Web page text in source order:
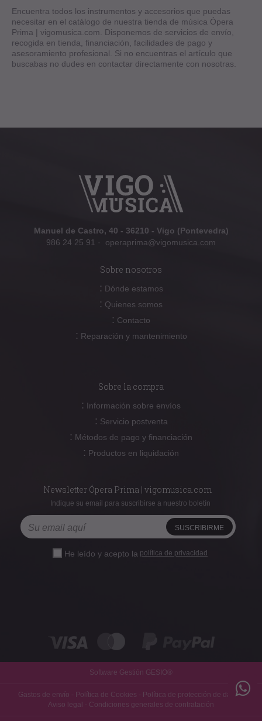
Encuentra todos los instrumentos y accesorios que puedas
necesitar en el catálogo de nuestra tienda de música Ópera
Prima | vigomusica.com. Disponemos de servicios de envío,
recogida en tienda, financiación, facilidades de pago y
asesoramiento profesional. Si no encuentras el artículo que
buscabas no dudes en contactar directamente con nosotras.
Manuel de Castro, 40 - 36210 - Vigo (Pontevedra)
986 24 25 91 · operaprima@vigomusica.com
Sobre nosotros
: Dónde estamos
: Quienes somos
: Contacto
: Reparación y mantenimiento
Sobre la compra
: Información sobre envíos
: Servicio postventa
: Métodos de pago y financiación
: Productos en liquidación
Newsletter Ópera Prima | vigomusica.com
Indique su email para suscribirse a nuestro boletín
He leído y acepto la política de privacidad
Software Gestión GESIO®
Gastos de envío - Política de Cookies - Política de protección de datos-
Aviso legal - Condiciones generales de contratación